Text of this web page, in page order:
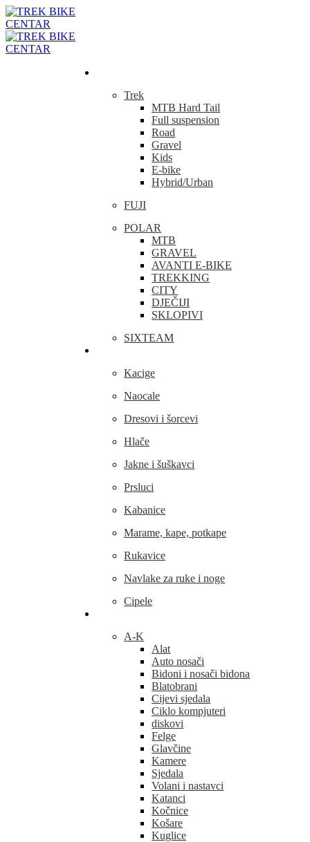
Trek
MTB Hard Tail
Full suspension
Road
Gravel
Kids
E-bike
Hybrid/Urban
FUJI
POLAR
MTB
GRAVEL
AVANTI E-BIKE
TREKKING
CITY
DJEČIJI
SKLOPIVI
SIXTEAM
Kacige
Naocale
Dresovi i šorcevi
Hlače
Jakne i šuškavci
Prsluci
Kabanice
Marame, kape, potkape
Rukavice
Navlake za ruke i noge
Cipele
A-K
Alat
Auto nosači
Bidoni i nosači bidona
Blatobrani
Cijevi sjedala
Ciklo kompjuteri
diskovi
Felge
Glavčine
Kamere
Sjedala
Volani i nastavci
Katanci
Kočnice
Košare
Kuglice